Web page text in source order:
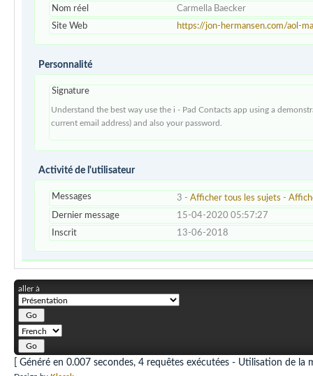
Nom réel
Carmella Baecker
Site Web
https://jon-hermansen.com/aol-
Personnalité
Signature
Understand the best way use the i - Pad Contacts app using a
current email address) and also your password.
Activité de l'utilisateur
Messages 3 -Afficher tous les sujets -
Dernier message
15-04-2020 05:57:27
Inscrit
13-06-2018
aller à
[ Généré en 0.007 secondes, 4 requêtes exécutées - Utilisation de